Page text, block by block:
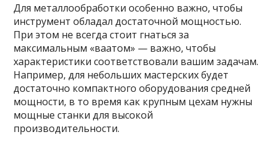
Для металлообработки особенно важно, чтобы
инструмент обладал достаточной мощностью.
При этом не всегда стоит гнаться за
максимальным «ваатом» — важно, чтобы
характеристики соответствовали вашим задачам.
Например, для небольших мастерских будет
достаточно компактного оборудования средней
мощности, в то время как крупным цехам нужны
мощные станки для высокой
производительности.